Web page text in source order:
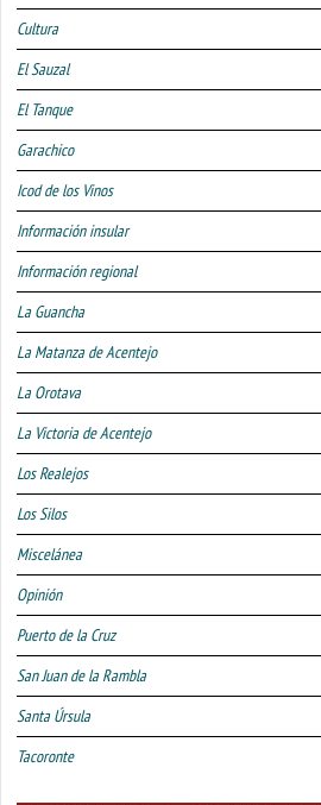
Cultura
El Sauzal
El Tanque
Garachico
Icod de los Vinos
Información insular
Información regional
La Guancha
La Matanza de Acentejo
La Orotava
La Victoria de Acentejo
Los Realejos
Los Silos
Miscelánea
Opinión
Puerto de la Cruz
San Juan de la Rambla
Santa Úrsula
Tacoronte